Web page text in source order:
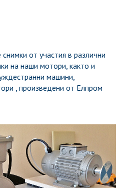
от участия в различни
на наши мотори, както и
машини,
, произведени от Елпром